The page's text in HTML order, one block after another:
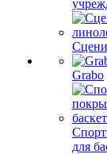
Grabo
для